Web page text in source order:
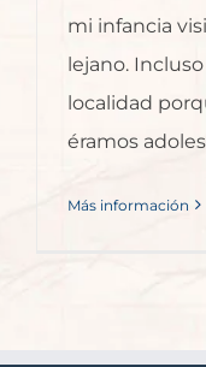
mi infancia
lejano.
localidad
éramos
Más información